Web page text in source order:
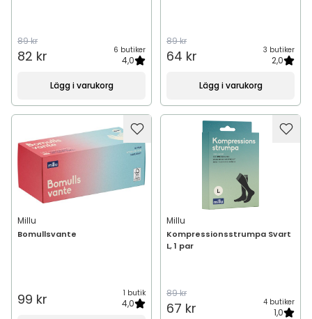
89 kr
82 kr 6 butiker
4,0
Lägg i varukorg
89 kr
64 kr 3 butiker
2,0
Lägg i varukorg
Millu
Bomullsvante
99 kr 1 butik
4,0
Millu
Kompressionsstrumpa Svart
L, 1 par
89 kr
67 kr 4 butiker
1,0